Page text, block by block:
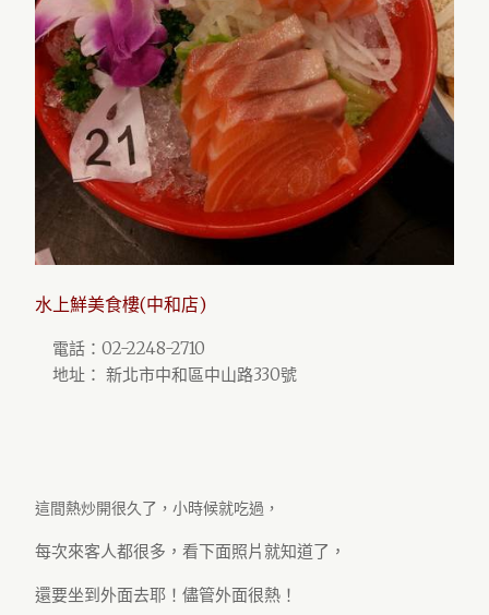
水上鮮美食樓(中和店)
電話：02-2248-2710
地址： 新北市中和區中山路330號
這間熱炒開很久了，小時候就吃過，
每次來客人都很多，看下面照片就知道了，
還要坐到外面去耶！儘管外面很熱！